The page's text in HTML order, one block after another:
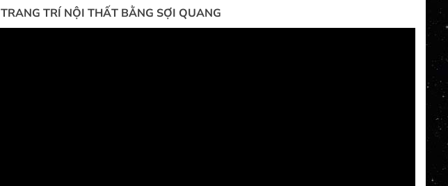
TRANG TRÍ NỘI THẤT BẰNG SỢI QUANG